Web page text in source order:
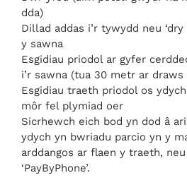
MWY
ARCHEBU
dda)
Dillad addas i’r tywydd neu
y sawna
Esgidiau priodol ar gyfer
i’r sawna (tua 30 metr ar
Esgidiau traeth priodol os
môr fel plymiad oer
Sicrhewch eich bod yn dod â
ydych yn bwriadu parcio yn y
arddangos ar flaen y traeth,
‘PayByPhone’.